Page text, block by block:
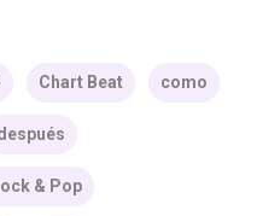
Chart Beat como
& Pop